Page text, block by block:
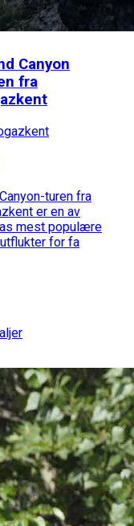
Canyon
fra
turen fra
er en av
mest populære
for fa